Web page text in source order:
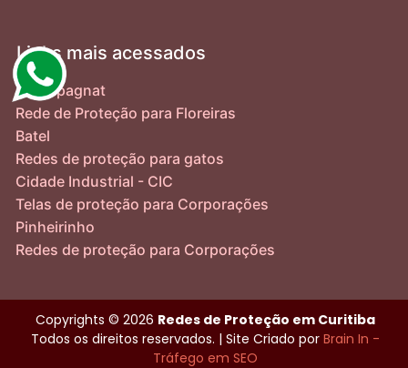
Links mais acessados
Champagnat
Rede de Proteção para Floreiras
Batel
Redes de proteção para gatos
Cidade Industrial - CIC
Telas de proteção para Corporações
Pinheirinho
Redes de proteção para Corporações
Copyrights © 2026 Redes de Proteção em Curitiba
Todos os direitos reservados. | Site Criado por Brain In -
Tráfego em SEO